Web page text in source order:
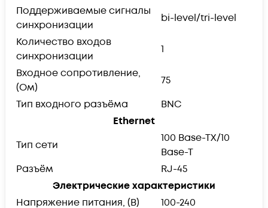
Поддерживаемые сигналы
синхронизации
bi-level/tri-level
Количество входов
синхронизации
1
Входное сопротивление,
(Ом)
75
Тип входного разъёма
BNC
Ethernet
Тип сети
100 Base-TX/10
Base-T
Разъём
RJ-45
Электрические характеристики
Напряжение питания, (В)
100-240